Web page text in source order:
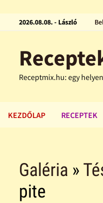
2026.08.08. - László
Receptmix.hu: egy
KEZDŐLAP RECEPTEK
Galéria »
pite